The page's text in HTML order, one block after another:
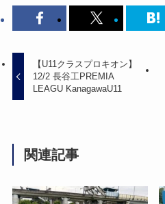
【U11クラスプロキオン】
12/2 長谷工PREMIA
LEAGU KanagawaU11
関連記事